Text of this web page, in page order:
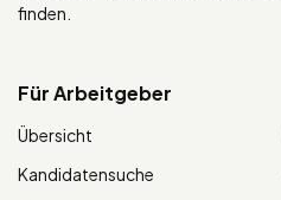
finden.
Für Arbeitgeber
Übersicht
Kandidatensuche